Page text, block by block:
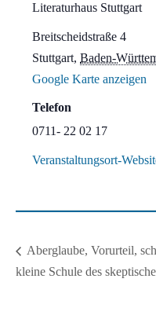
Literaturhaus Stuttgart
Breitscheidstraße 4
Stuttgart, Baden-
Google Karte anzeigen
Telefon
0711- 22 02 17
Veranstaltungsort-
Aberglaube, Vorurteil,
kleine Schule des